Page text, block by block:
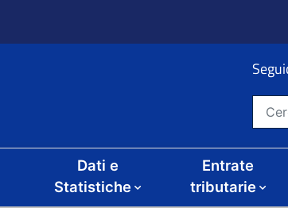
Cerca nel
Dati e
Statistiche
Entrate
tributarie